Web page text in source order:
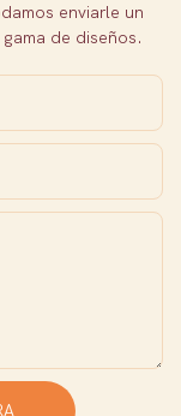
enviarle un
de diseños.